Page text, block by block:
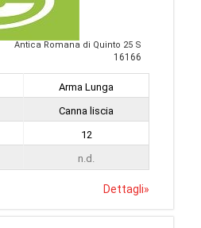
Antica Romana di Quinto 25 S
16166
Arma Lunga
Canna liscia
12
n.d.
Dettagli»